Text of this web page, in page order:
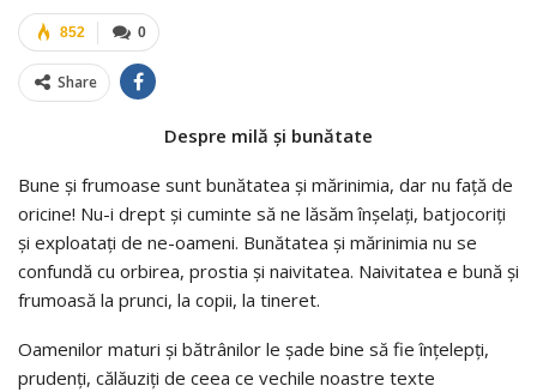
0
852
Share
Despre milă și bunătate
Bune şi frumoase sunt bunătatea şi mărinimia, dar nu faţă de
oricine! Nu-i drept şi cuminte să ne lăsăm înşelaţi, batjocoriţi
şi exploataţi de ne-oameni. Bunătatea şi mărinimia nu se
confundă cu orbirea, prostia şi naivitatea. Naivitatea e bună şi
frumoasă la prunci, la copii, la tineret.
Oamenilor maturi şi bătrânilor le șade bine să fie înţelepţi,
prudenţi, călăuziţi de ceea ce vechile noastre texte